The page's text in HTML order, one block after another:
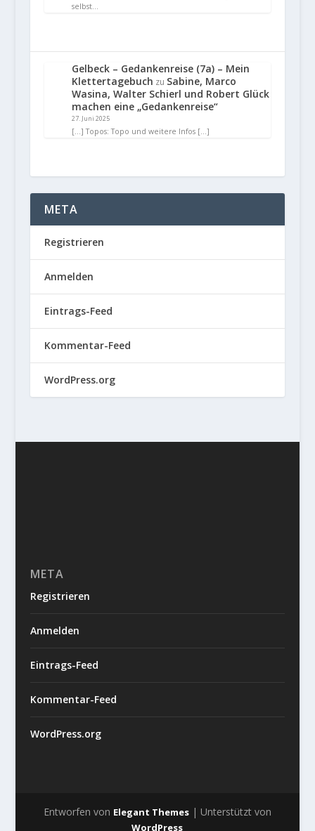
selbst…
Gelbeck – Gedankenreise (7a) – Mein
Klettertagebuch zu Sabine, Marco
Wasina, Walter Schierl und Robert Glück
machen eine „Gedankenreise“
27. Juni 2025
[…] Topos: Topo und weitere Infos […]
META
Registrieren
Anmelden
Eintrags-Feed
Kommentar-Feed
WordPress.org
META
Registrieren
Anmelden
Eintrags-Feed
Kommentar-Feed
WordPress.org
Entworfen von Elegant Themes| Unterstützt von
WordPress